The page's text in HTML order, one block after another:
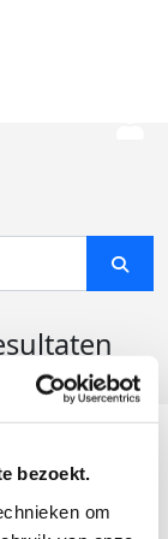
bezoekt.
om